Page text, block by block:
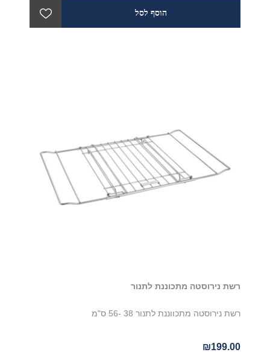
רשת נירוסטה מתכוננת לתנור
רשת נירוסטה מתכווננת לתנור 38 -56 ס"מ
₪199.00